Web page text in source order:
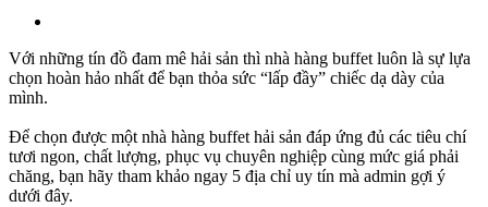
Với những tín đồ đam mê hải sản thì nhà hàng buffet luôn là sự lựa
chọn hoàn hảo nhất để bạn thỏa sức “lấp đầy” chiếc dạ dày của
mình.
Để chọn được một nhà hàng buffet hải sản đáp ứng đủ các tiêu chí
tươi ngon, chất lượng, phục vụ chuyên nghiệp cùng mức giá phải
chăng, bạn hãy tham khảo ngay 5 địa chỉ uy tín mà admin gợi ý
dưới đây.